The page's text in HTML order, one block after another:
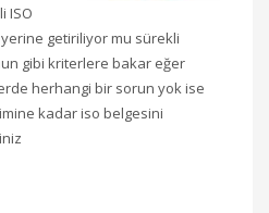
ISO
getiriliyor mu sürekli
gibi kriterlere bakar eğer
herhangi bir sorun yok ise
kadar iso belgesini